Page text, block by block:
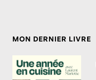
MON DERNIER LIVRE